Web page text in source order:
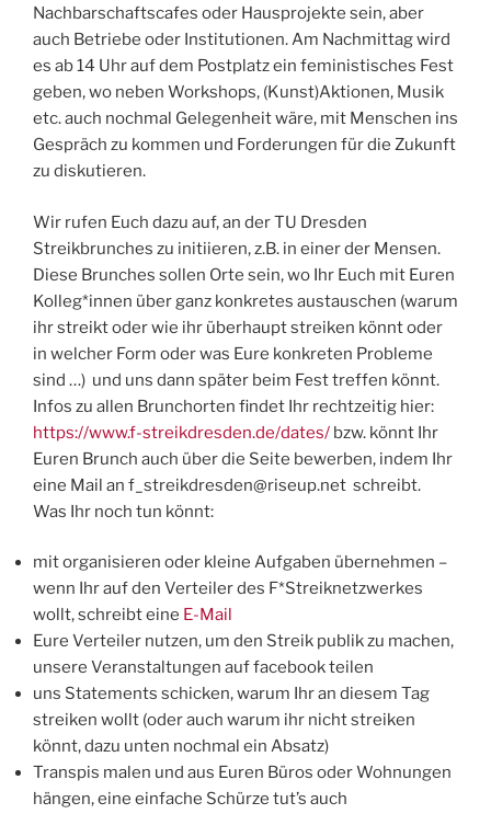
Nachbarschaftscafes oder Hausprojekte sein, aber
auch Betriebe oder Institutionen. Am Nachmittag wird
es ab 14 Uhr auf dem Postplatz ein feministisches Fest
geben, wo neben Workshops, (Kunst)Aktionen, Musik
etc. auch nochmal Gelegenheit wäre, mit Menschen ins
Gespräch zu kommen und Forderungen für die Zukunft
zu diskutieren.
Wir rufen Euch dazu auf, an der TU Dresden
Streikbrunches zu initiieren, z.B. in einer der Mensen.
Diese Brunches sollen Orte sein, wo Ihr Euch mit Euren
Kolleg*innen über ganz konkretes austauschen (warum
ihr streikt oder wie ihr überhaupt streiken könnt oder
in welcher Form oder was Eure konkreten Probleme
sind …) und uns dann später beim Fest treffen könnt.
Infos zu allen Brunchorten findet Ihr rechtzeitig hier:
https://www.f-streikdresden.de/dates/ bzw. könnt Ihr
Euren Brunch auch über die Seite bewerben, indem Ihr
eine Mail an f_streikdresden@riseup.net schreibt.
Was Ihr noch tun könnt:
mit organisieren oder kleine Aufgaben übernehmen –
wenn Ihr auf den Verteiler des F*Streiknetzwerkes
wollt, schreibt eine E-Mail
Eure Verteiler nutzen, um den Streik publik zu machen,
unsere Veranstaltungen auf facebook teilen
uns Statements schicken, warum Ihr an diesem Tag
streiken wollt (oder auch warum ihr nicht streiken
könnt, dazu unten nochmal ein Absatz)
Transpis malen und aus Euren Büros oder Wohnungen
hängen, eine einfache Schürze tut’s auch